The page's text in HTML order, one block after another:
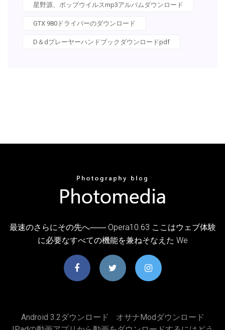
星野源、ポップウイルスmp3アルバムダウンロード
GTX 980ドライバーのダウンロード
D＆dプレーヤーハンドブックダウンロードpdf
最速のさらにその先へ―― Opera10.63 ここはウェブ体験
に必要なすべての機能を兼ねそなえた We
Android 3.2ダウンロード
オサナmodダウンロード